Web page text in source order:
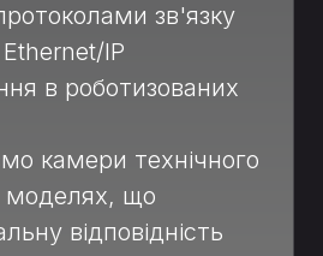
зв'язку
IP
в роботизованих
камери технічного
моделях, що
відповідність